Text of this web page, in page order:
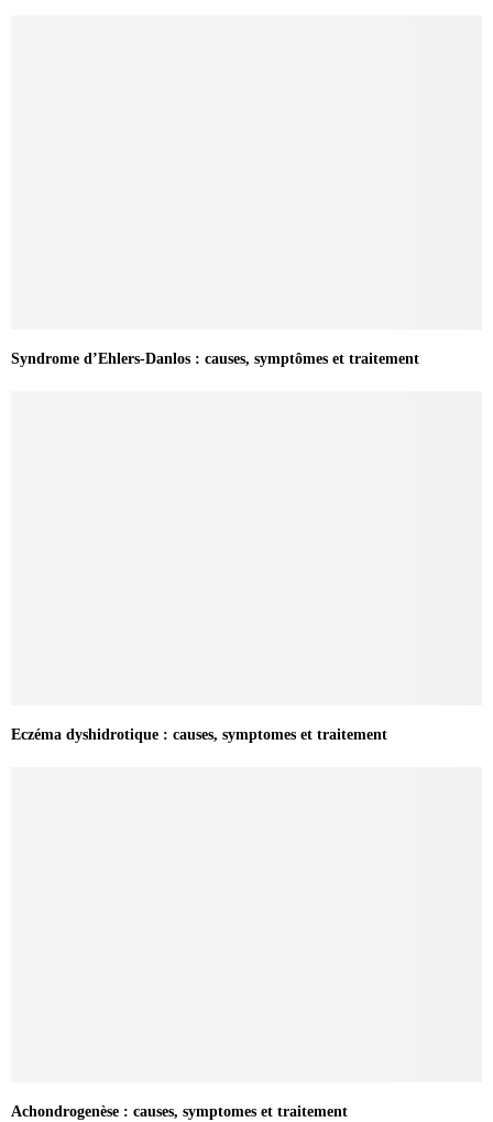
Syndrome d’Ehlers-Danlos : causes, symptômes et traitement
Eczéma dyshidrotique : causes, symptomes et traitement
Achondrogenèse : causes, symptomes et traitement